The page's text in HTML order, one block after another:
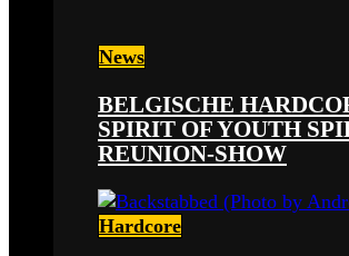
News
BELGISCHE
SPIRIT OF YOUTH
REUNION-SHOW
Hardcore